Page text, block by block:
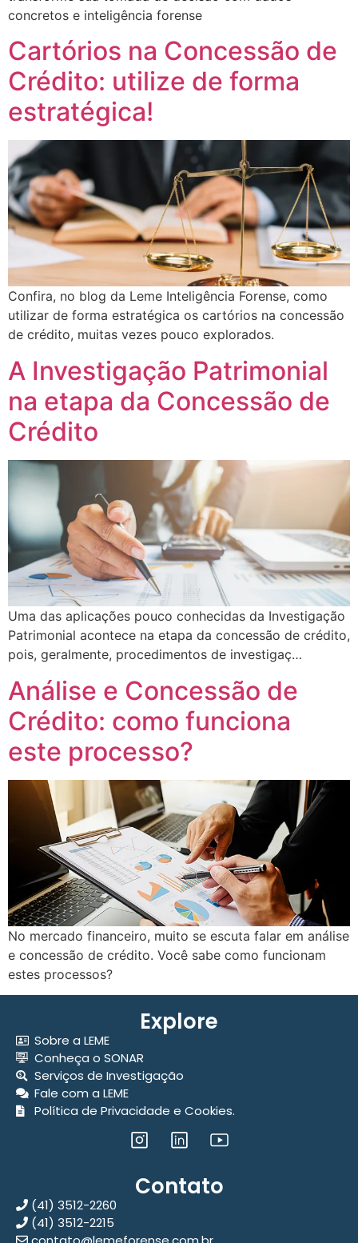
concretos e inteligência forense
Cartórios na Concessão de
Crédito: utilize de forma
estratégica!
Confira, no blog da Leme Inteligência Forense, como
utilizar de forma estratégica os cartórios na concessão
de crédito, muitas vezes pouco explorados.
A Investigação Patrimonial
na etapa da Concessão de
Crédito
Uma das aplicações pouco conhecidas da Investigação
Patrimonial acontece na etapa da concessão de crédito,
pois, geralmente, procedimentos de investigaç…
Análise e Concessão de
Crédito: como funciona
este processo?
No mercado financeiro, muito se escuta falar em análise
e concessão de crédito. Você sabe como funcionam
estes processos?
Explore
Sobre a LEME
Conheça o SONAR
Serviços de Investigação
Fale com a LEME
Política de Privacidade e Cookies.
Contato
(41) 3512-2260
(41) 3512-2215